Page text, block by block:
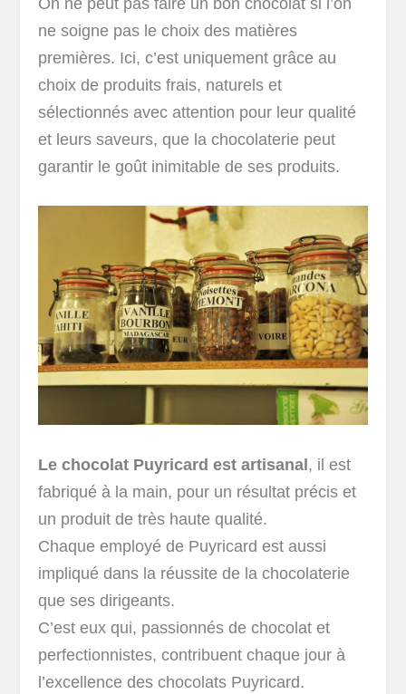
ne soigne pas le choix des matières
premières. Ici, c’est uniquement grâce au
choix de produits frais, naturels et
sélectionnés avec attention pour leur qualité
et leurs saveurs, que la chocolaterie peut
garantir le goût inimitable de ses produits.
Le chocolat Puyricard est artisanal , il est
fabriqué à la main, pour un résultat précis et
un produit de très haute qualité.
Chaque employé de Puyricard est aussi
impliqué dans la réussite de la chocolaterie
que ses dirigeants.
C’est eux qui, passionnés de chocolat et
perfectionnistes, contribuent chaque jour à
l’excellence des chocolats Puyricard.